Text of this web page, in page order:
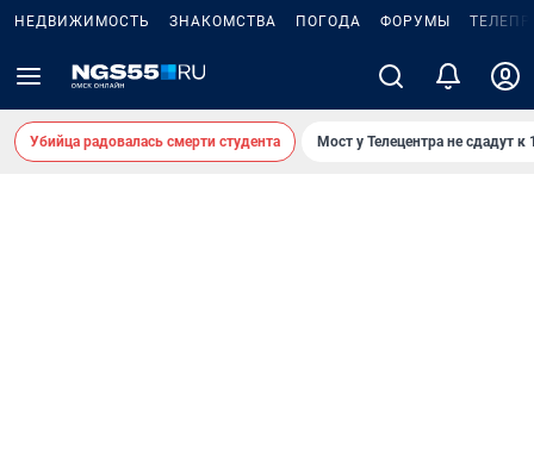
НЕДВИЖИМОСТЬ ЗНАКОМСТВА ПОГОДА ФОРУМЫ
Убийца радовалась смерти студента Мост у Телецентра не сдадут к